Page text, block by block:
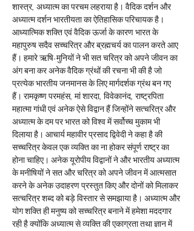
शास्त्र, अध्यात्म का परचम लहराया है। वैदिक दर्शन और
अध्यात्म दर्शन भारतीयता का ऐतिहासिक परिचायक है।
आध्यात्मिक शक्ति एवं वैदिक ऊर्जा के कारण भारत के
महापुरुष सदैव सच्चरित्र और ब्रह्मचर्य का पालन करते आए
हैं। हमारे ऋषि-मुनियों ने भी सत चरित्र को अपने जीवन का
अंग बना कर अनेक वैदिक ग्रंथों की रचना भी की है जो
प्रत्येक भारतीय जनमानस के लिए मार्गदर्शक ग्रंथ बन गए
हैं। रामकृष्ण परमहंस, मां शारदा, विवेकानंद, राष्ट्रपिता
महात्मा गांधी एवं अनेक ऐसे विद्वान हैं जिन्होंने सत्चरित्र और
अध्यात्म के दम पर भारत को विश्व में सर्वोच्च मुकाम भी
दिलाया है। आचार्य महावीर प्रसाद द्विवेदी ने कहा है की
सच्चरित्र केवल एक व्यक्ति का ना होकर संपूर्ण राष्ट्र का
होना चाहिए। अनेक यूरोपीय विद्वानों ने और भारतीय अध्यात्म
के मनीषियों ने सत और चरित्र को अपने जीवन में आत्मसात
करने के अनेक उदाहरण प्रस्तुत किए और दोनों को मिलाकर
सत्चरित्र शब्द को बड़े विस्तार से समझाया है। अध्यात्म और
योग शक्ति ही मनुष्य को सच्चरित्र बनाने में हमेशा मददगार
रही है क्योंकि अध्यात्म से व्यक्ति की एकाग्रता तथा ज्ञान में